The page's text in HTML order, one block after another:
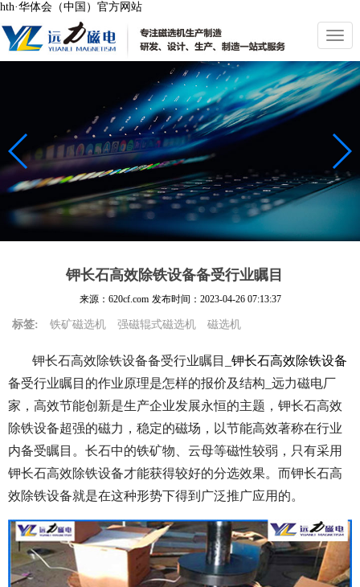
hth·华体会（中国）官方网站
切
换
导
航
钾长石高效除铁设备备受行业瞩目
来源：620cf.com 发布时间： 2023-04-26 07:13:37
标签: 铁矿磁选机 强磁辊式磁选机 磁选机
钾长石高效除铁设备备受行业瞩目_ 钾长石高效除铁设备
备受行业瞩目的作业原理是怎样的报价及结构_远力磁电厂
家， 高效节能创新是生产企业发展永恒的主题，钾长石高效
除铁设备超强的磁力，稳定的磁场，以节能高效著称在行业
内备受瞩目。长石中的铁矿物、云母等磁性较弱，只有采用
钾长石高效除铁设备才能获得较好的分选效果。而钾长石高
效除铁设备就是在这种形势下得到广泛推广应用的。